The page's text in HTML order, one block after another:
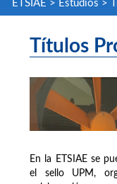
ETSIAE > Estudios >
Títulos
En la ETSIAE se
el sello UPM,